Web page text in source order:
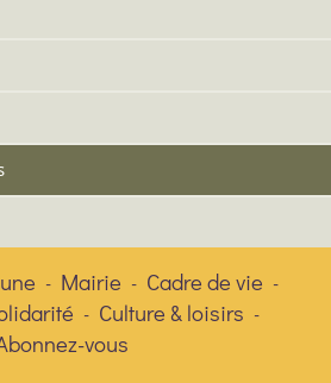
- Mairie - Cadre de vie -
- Culture & loisirs -
vous